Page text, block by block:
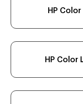
HP
HP Color